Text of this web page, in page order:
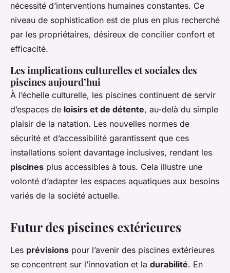
nécessité d’interventions humaines constantes. Ce
niveau de sophistication est de plus en plus recherché
par les propriétaires, désireux de concilier confort et
efficacité.
Les implications culturelles et sociales des
piscines aujourd’hui
À l’échelle culturelle, les piscines continuent de servir
d’espaces de loisirs et de détente, au-delà du simple
plaisir de la natation. Les nouvelles normes de
sécurité et d’accessibilité garantissent que ces
installations soient davantage inclusives, rendant les
piscines plus accessibles à tous. Cela illustre une
volonté d’adapter les espaces aquatiques aux besoins
variés de la société actuelle.
Futur des piscines extérieures
Les prévisions pour l’avenir des piscines extérieures
se concentrent sur l’innovation et la durabilité. En